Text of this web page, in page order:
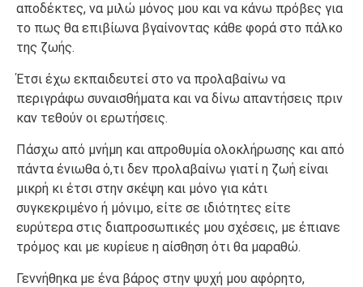
αποδέκτες, να μιλώ μόνος μου και να κάνω πρόβες για
το πως θα επιβίωνα βγαίνοντας κάθε φορά στο πάλκο
της ζωής.
Έτσι έχω εκπαιδευτεί στο να προλαβαίνω να
περιγράφω συναισθήματα και να δίνω απαντήσεις πριν
καν τεθούν οι ερωτήσεις.
Πάσχω από μνήμη και απροθυμία ολοκλήρωσης και από
πάντα ένιωθα ό,τι δεν προλαβαίνω γιατί η ζωή είναι
μικρή κι έτσι στην σκέψη και μόνο για κάτι
συγκεκριμένο ή μόνιμο, είτε σε ιδιότητες είτε
ευρύτερα στις διαπροσωπικές μου σχέσεις, με έπιανε
τρόμος και με κυρίευε η αίσθηση ότι θα μαραθώ.
Γεννήθηκα με ένα βάρος στην ψυχή μου αφόρητο,